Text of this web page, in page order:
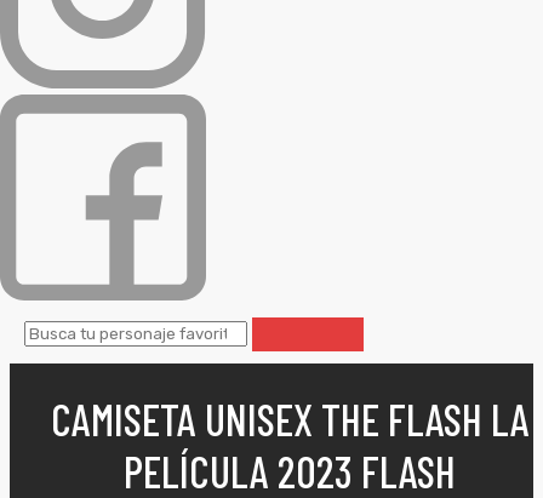
CAMISETA UNISEX THE FLASH LA
PELÍCULA 2023 FLASH